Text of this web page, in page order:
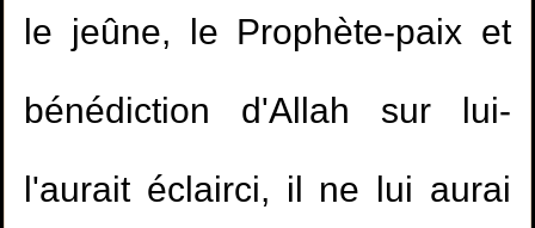
le jeûne, le Prophète-paix et
bénédiction d'Allah sur lui-
l'aurait éclairci, il ne lui aurai
1.Etudier dans un collège mixte